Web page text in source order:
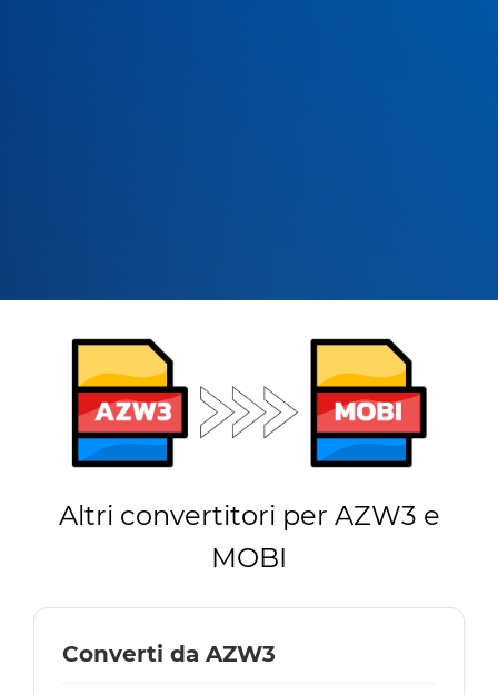
Altri convertitori per AZW3 e
MOBI
Converti da AZW3